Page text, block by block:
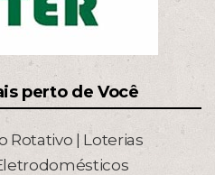
perto de Você
Rotativo | Loterias